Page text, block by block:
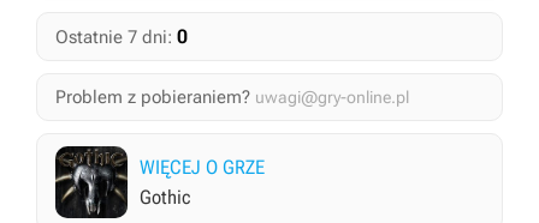
Ostatnie 7 dni: 0
Problem z pobieraniem? uwagi@gry-online.pl
WIĘCEJ O GRZE
Gothic